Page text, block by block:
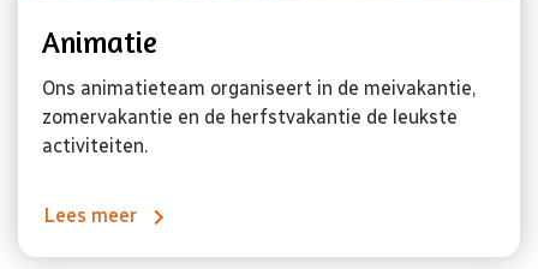
Animatie
Ons animatieteam organiseert in de meivakantie,
zomervakantie en de herfstvakantie de leukste
activiteiten.
Lees meer